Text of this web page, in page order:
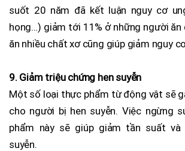
suốt 20 năm đã kết luận nguy cơ
họng…) giảm tới 11% ở những người ăn
ăn nhiều chất xơ cũng giúp giảm nguy
9. Giảm triệu chứng hen suyễn
Một số loại thực phẩm từ động vật sẽ
cho người bị hen suyễn. Việc ngừng
phẩm này sẽ giúp giảm tần suất và
suyễn.